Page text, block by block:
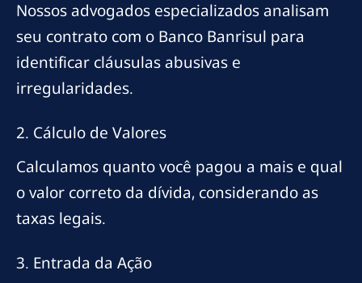
Nossos advogados especializados analisam
seu contrato com o Banco Banrisul para
identificar cláusulas abusivas e
irregularidades.
2. Cálculo de Valores
Calculamos quanto você pagou a mais e qual
o valor correto da dívida, considerando as
taxas legais.
3. Entrada da Ação